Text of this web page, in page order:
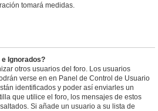
tomará medidas.
Ignorados?
otros usuarios del foro. Los usuarios
verse en en Panel de Control de Usuario
identificados y poder así enviarles un
que utilice el foro, los mensajes de estos
Si añade un usuario a su lista de